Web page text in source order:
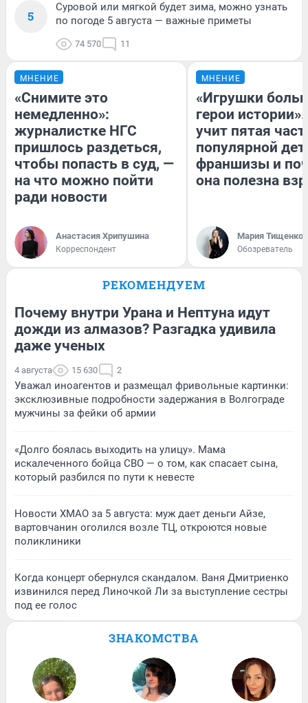
5
Суровой или мягкой будет зима, можно узнать
по погоде 5 августа — важные приметы
74 570 11
МНЕНИЕ
«Снимите это
немедленно»:
журналистке НГС
пришлось раздеться,
чтобы попасть в суд, —
на что можно пойти
ради новости
Анастасия Хрипушина
Корреспондент
МНЕНИЕ
«Игрушки
герои
учит пятая
популярной
франшизы и
она полезна
Мария Тищенко
Обозреватель
РЕКОМЕНДУЕМ
Почему внутри Урана и Нептуна идут
дожди из алмазов? Разгадка удивила
даже ученых
4 августа 15 630 2
Уважал иноагентов и размещал фривольные картинки:
эксклюзивные подробности задержания в Волгограде
мужчины за фейки об армии
«Долго боялась выходить на улицу». Мама
искалеченного бойца СВО — о том, как спасает сына,
который разбился по пути к невесте
Новости ХМАО за 5 августа: муж дает деньги Айзе,
вартовчанин оголился возле ТЦ, откроются новые
поликлиники
Когда концерт обернулся скандалом. Ваня Дмитриенко
извинился перед Линочкой Ли за выступление сестры
под ее голос
ЗНАКОМСТВА